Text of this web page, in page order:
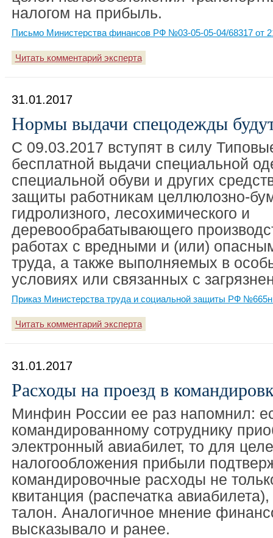
налогом на прибыль.
Письмо Министерства финансов РФ №03-05-05-04/68317 от
Читать комментарий эксперта
31.01.2017
Нормы выдачи спецодежды
С 09.03.2017 вступят в силу
бесплатной выдачи специальной
специальной обуви и других
защиты работникам целлюлозно-
гидролизного, лесохимического и
деревообрабатывающего
работах с вредными и (или)
труда, а также выполняемых в
условиях или связанных с
Приказ Министерства труда и социальной защиты РФ №665н
Читать комментарий эксперта
31.01.2017
Расходы на проезд в
Минфин России ее раз напомнил:
командированному сотруднику
электронный авиабилет, то для
налогообложения прибыли
командировочные расходы не
квитанция (распечатка
талон. Аналогичное мнение
высказывало и ранее.